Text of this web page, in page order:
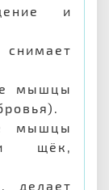
и
мышцы
мышцы
щёк,
делает